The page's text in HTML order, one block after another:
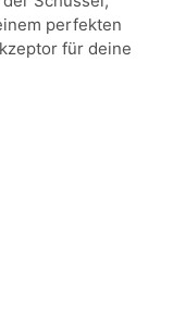
perfekten
für deine